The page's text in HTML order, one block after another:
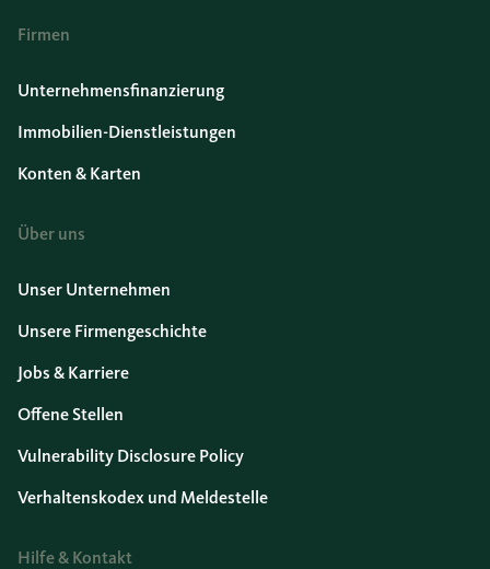
Firmen
Unternehmensfinanzierung
Immobilien-Dienstleistungen
Konten & Karten
Über uns
Unser Unternehmen
Unsere Firmengeschichte
Jobs & Karriere
Offene Stellen
Vulnerability Disclosure Policy
Verhaltenskodex und Meldestelle
Hilfe & Kontakt